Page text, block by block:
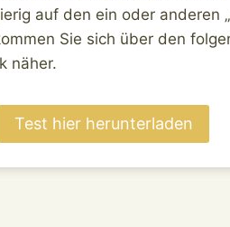
auf den ein oder anderen
Sie sich über den
näher.
Test hier herunterladen